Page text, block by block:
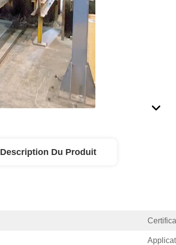
Description Du Produit